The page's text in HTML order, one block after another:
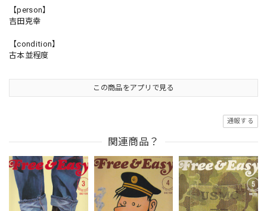
【person】
吉田克幸
【condition】
古本並程度
この商品をアプリで見る
通報する
関連商品？